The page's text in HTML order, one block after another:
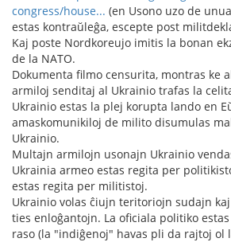
congress/house... (en Usono uzo de
estas kontraŭleĝa, escepte post
Kaj poste Nordkoreujo imitis la bonan
de la NATO.
Dokumenta filmo censurita, montras ke
armiloj senditaj al Ukrainio trafas la
Ukrainio estas la plej korupta lando en
amaskomunikiloj de milito disumulas
Ukrainio.
Multajn armilojn usonajn Ukrainio
Ukrainia armeo estas regita per
estas regita per militistoj.
Ukrainio volas ĉiujn teritoriojn sudajn
ties enloĝantojn. La oficiala politiko
raso (la "indiĝenoj" havas pli da rajtoj ol